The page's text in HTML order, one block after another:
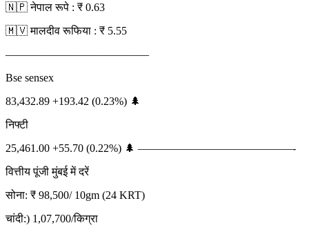
🇳🇵 नेपाल रूपे : ₹ 0.63
🇲🇻 मालदीव रूफिया : ₹ 5.55
—————————————
Bse sensex
83,432.89 +193.42 (0.23%) 🌲
निफ्टी
25,461.00 +55.70 (0.22%) 🌲 ——————————————-
वित्तीय पूंजी मुंबई में दरें
सोना: ₹ 98,500/ 10gm (24 KRT)
चांदी:) 1,07,700/किग्रा